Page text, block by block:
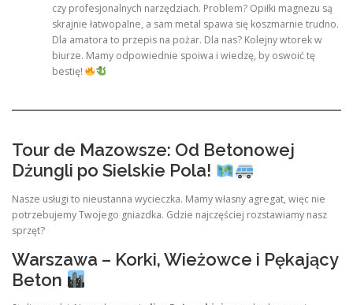
czy profesjonalnych narzędziach. Problem? Opiłki magnezu są
skrajnie łatwopalne, a sam metal spawa się koszmarnie trudno.
Dla amatora to przepis na pożar. Dla nas? Kolejny wtorek w
biurze. Mamy odpowiednie spoiwa i wiedzę, by oswoić tę
bestię!
Tour de Mazowsze: Od Betonowej
Dżungli po Sielskie Pola!
Nasze usługi to nieustanna wycieczka. Mamy własny agregat, więc nie
potrzebujemy Twojego gniazdka. Gdzie najczęściej rozstawiamy nasz
sprzęt?
Warszawa – Korki, Wieżowce i Pękający
Beton